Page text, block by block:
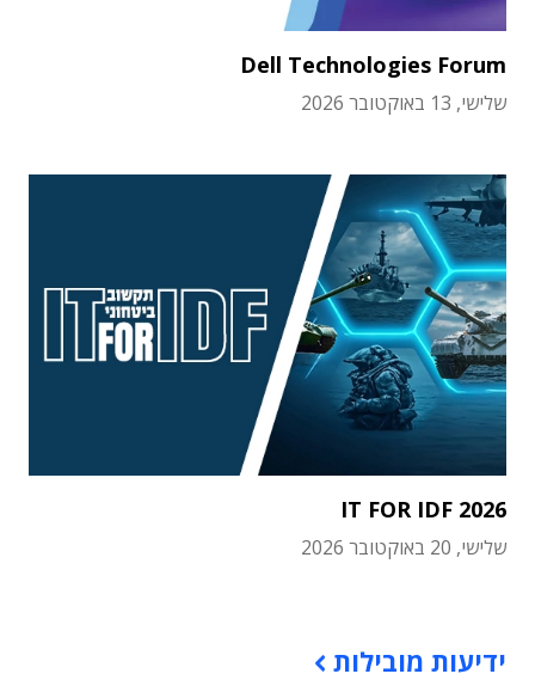
Dell Technologies Forum
שלישי, 13 באוקטובר 2026
IT FOR IDF 2026
שלישי, 20 באוקטובר 2026
ידיעות מובילות